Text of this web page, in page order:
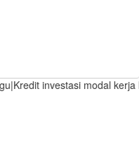
investasi modal kerja